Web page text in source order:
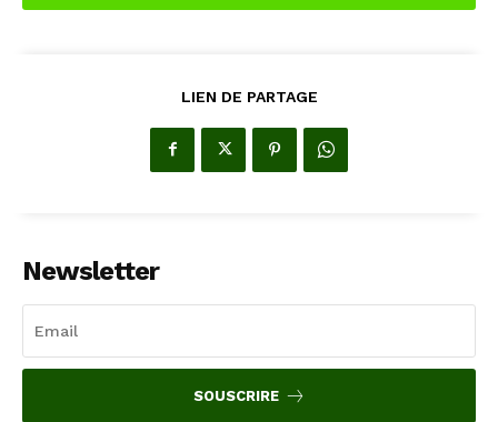
LIEN DE PARTAGE
Newsletter
SOUSCRIRE